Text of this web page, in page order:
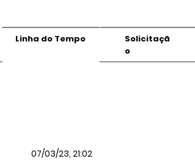
Linha do Tempo
Solicitaçã
o
07/03/23, 21:02